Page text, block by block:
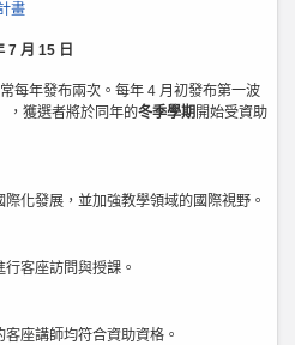
畫
7 月 15 日
每年發布兩次。每年 4 月初發布第一波
，獲選者將於同年的冬季學期 開始受資助
化發展，並加強教學領域的國際視野。
客座訪問與授課。
座講師均符合資助資格。